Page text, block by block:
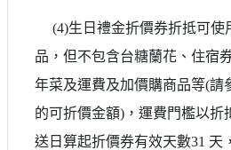
(4)生日禮金折價券折抵可使
品，但不包含台糖蘭花、住宿
年菜及運費及加價購商品等(請
的可折價金額)，運費門檻以折
送日算起折價券有效天數31 天